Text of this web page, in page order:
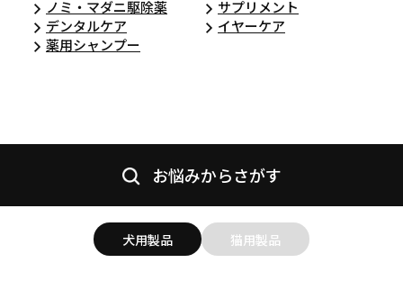
ノミ・マダニ駆除薬
サプリメント
デンタルケア
イヤーケア
薬用シャンプー
お悩みからさがす
犬用製品 猫用製品